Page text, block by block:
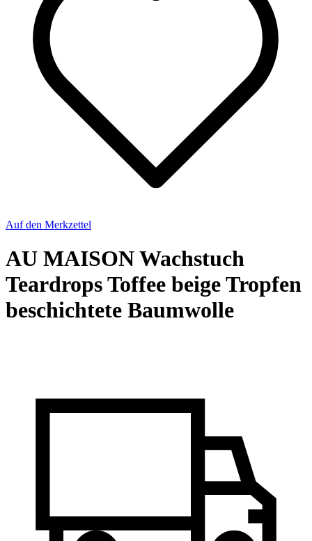
Auf den Merkzettel
AU MAISON Wachstuch
Teardrops Toffee beige Tropfen
beschichtete Baumwolle